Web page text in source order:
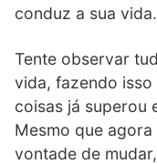
conduz a sua vida.
Tente observar
vida, fazendo
coisas já superou
Mesmo que
vontade de